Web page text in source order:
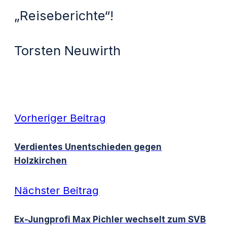
„Reiseberichte“!
Torsten Neuwirth
Vorheriger Beitrag
Verdientes Unentschieden gegen
Holzkirchen
Nächster Beitrag
Ex-Jungprofi Max Pichler wechselt zum SVB